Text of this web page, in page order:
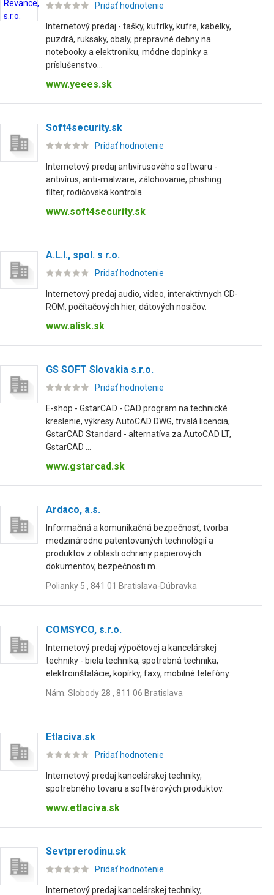
Pridať hodnotenie
Internetový predaj - tašky, kufríky, kufre, kabelky,
puzdrá, ruksaky, obaly, prepravné debny na
notebooky a elektroniku, módne doplnky a
príslušenstvo...
www.yeees.sk
Soft4security.sk
Pridať hodnotenie
Internetový predaj antivírusového softwaru -
antivírus, anti-malware, zálohovanie, phishing
filter, rodičovská kontrola.
www.soft4security.sk
A.L.I., spol. s r.o.
Pridať hodnotenie
Internetový predaj audio, video, interaktívnych CD-
ROM, počítačových hier, dátových nosičov.
www.alisk.sk
GS SOFT Slovakia s.r.o.
Pridať hodnotenie
E-shop - GstarCAD - CAD program na technické
kreslenie, výkresy AutoCAD DWG, trvalá licencia,
GstarCAD Standard - alternatíva za AutoCAD LT,
GstarCAD ...
www.gstarcad.sk
Ardaco, a.s.
Informačná a komunikačná bezpečnosť, tvorba
medzinárodne patentovaných technológií a
produktov z oblasti ochrany papierových
dokumentov, bezpečnosti m...
Polianky 5 , 841 01 Bratislava-Dúbravka
COMSYCO, s.r.o.
Internetový predaj výpočtovej a kancelárskej
techniky - biela technika, spotrebná technika,
elektroinštalácie, kopírky, faxy, mobilné telefóny.
Nám. Slobody 28 , 811 06 Bratislava
Etlaciva.sk
Pridať hodnotenie
Internetový predaj kancelárskej techniky,
spotrebného tovaru a softvérových produktov.
www.etlaciva.sk
Sevtprerodinu.sk
Pridať hodnotenie
Internetový predaj kancelárskej techniky,